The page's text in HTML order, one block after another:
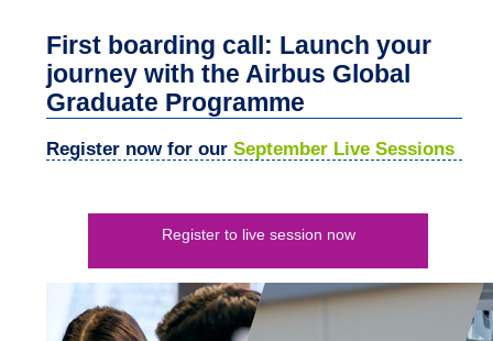
First boarding call: Launch your
journey with the Airbus Global
Graduate Programme
Register now for our September Live Sessions
Register to live session now